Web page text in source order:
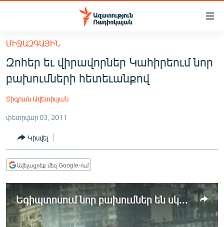
Մատչելիության
հիմնական
բովանդակությանը
Անցնել
հիմնական
մենյուին
ՀԱՅԱՍՏԱՆ
ՔԱՂԱՔԱԿԱՆ
ԸՆՏՐՈՒԹՅՈՒՆՆԵՐ 2026
ԻՐԱՎՈՒՆՔ
ՀԱՍԱՐԱԿՈՒԹՅՈՒՆ
ՏՆՏԵՍՈՒԹՅՈՒՆ
ՊԱՏԵՐԱԶՄԻ 6 ՇԱԲԱԹՆԵՐԸ
ՏԱՐԱԾԱՇՐՋԱՆ
ՄԻՋԱԶԳԱՅԻՆ
Զոհեր եւ վիրավորներ Կահիրեում նոր
բախումների հետեւանքով
Տիգրան Ավետիսյան
փետրվար 03, 2011
Կիսվել
Ավելացրեք մեզ Google-ում
Եգիպտոսում նոր բախումներ են սկսվել